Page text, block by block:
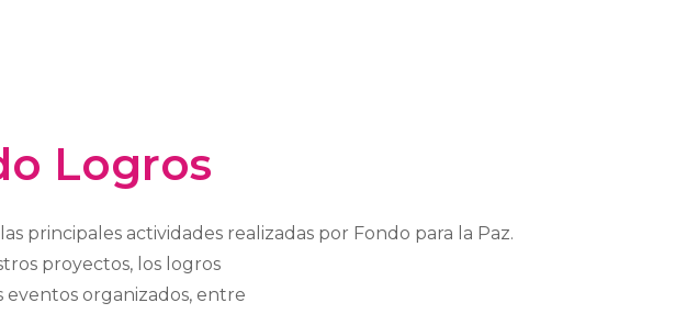
Logros
las principales actividades realizadas por Fondo para la Paz.
proyectos, los logros
eventos organizados, entre